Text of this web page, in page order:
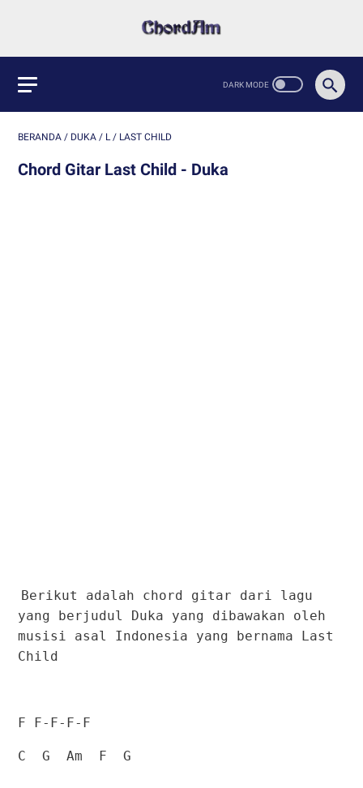
BERANDA / DUKA / L / LAST CHILD
Chord Gitar Last Child - Duka
Berikut adalah chord gitar dari lagu
yang berjudul Duka yang dibawakan oleh
musisi asal Indonesia yang bernama Last
Child
F F-F-F-F
C G Am F G